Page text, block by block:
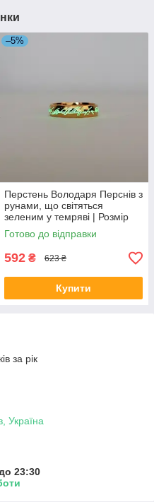
–5%
Перстень Володаря Перснів з
рунами, що світяться
зеленим у темряві | Розмір
11, Ø20,5 мм
Готово до відправки
592 ₴ 623 ₴
Купити
за рік
Україна
23:30